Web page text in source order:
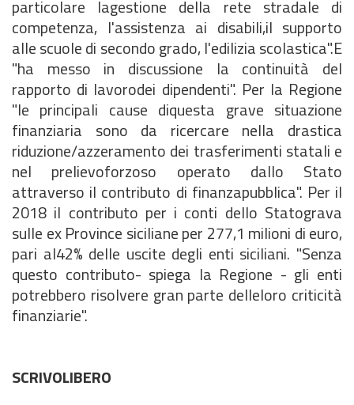
particolare lagestione della rete stradale di
competenza, l'assistenza ai disabili,il supporto
alle scuole di secondo grado, l'edilizia scolastica".E
"ha messo in discussione la continuità del
rapporto di lavorodei dipendenti". Per la Regione
"le principali cause diquesta grave situazione
finanziaria sono da ricercare nella drastica
riduzione/azzeramento dei trasferimenti statali e
nel prelievoforzoso operato dallo Stato
attraverso il contributo di finanzapubblica". Per il
2018 il contributo per i conti dello Statograva
sulle ex Province siciliane per 277,1 milioni di euro,
pari al42% delle uscite degli enti siciliani. "Senza
questo contributo- spiega la Regione - gli enti
potrebbero risolvere gran parte delleloro criticità
finanziarie".
SCRIVOLIBERO